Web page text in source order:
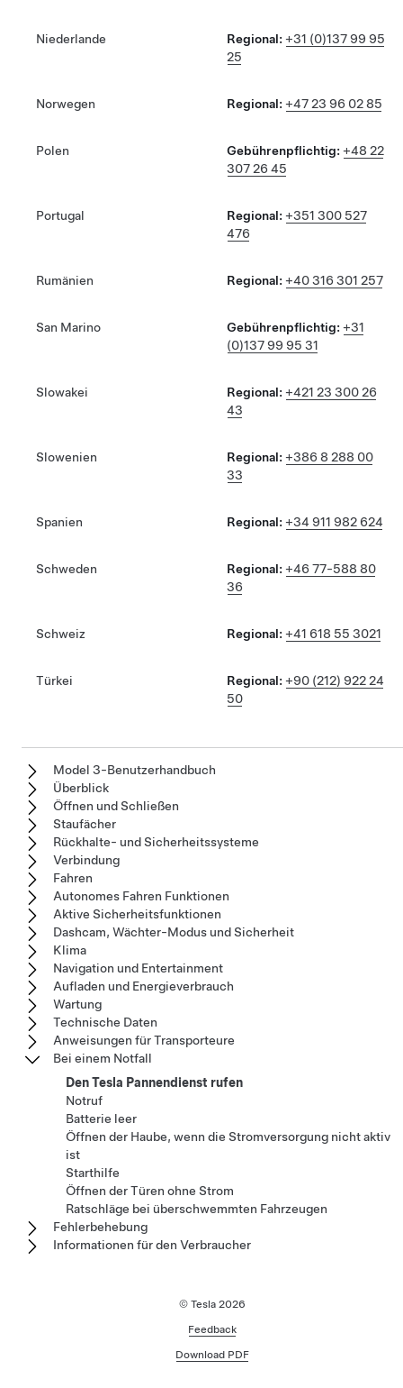
Niederlande Regional: +31 (0)137 99 95
25
Norwegen Regional: +47 23 96 02 85
Polen Gebührenpflichtig: +48 22
307 26 45
Portugal Regional: +351 300 527
476
Rumänien Regional: +40 316 301 257
San Marino Gebührenpflichtig: +31
(0)137 99 95 31
Slowakei Regional: +421 23 300 26
43
Slowenien Regional: +386 8 288 00
33
Spanien Regional: +34 911 982 624
Schweden Regional: +46 77-588 80
36
Schweiz Regional: +41 618 55 3021
Türkei Regional: +90 (212) 922 24
50
Model 3-Benutzerhandbuch
Überblick
Öffnen und Schließen
Staufächer
Rückhalte- und Sicherheitssysteme
Verbindung
Fahren
Autonomes Fahren Funktionen
Aktive Sicherheitsfunktionen
Dashcam, Wächter-Modus und Sicherheit
Klima
Navigation und Entertainment
Aufladen und Energieverbrauch
Wartung
Technische Daten
Anweisungen für Transporteure
Bei einem Notfall
Den Tesla Pannendienst rufen
Notruf
Batterie leer
Öffnen der Haube, wenn die Stromversorgung nicht aktiv
ist
Starthilfe
Öffnen der Türen ohne Strom
Ratschläge bei überschwemmten Fahrzeugen
Fehlerbehebung
Informationen für den Verbraucher
© Tesla 2026
Feedback
Download PDF